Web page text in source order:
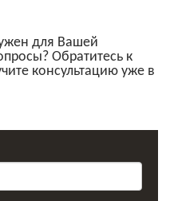
для Вашей
Обратитесь к
консультацию уже в